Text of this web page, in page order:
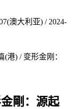
澳大利亚) / 2024-
港) / 变形金刚：
剛：源起